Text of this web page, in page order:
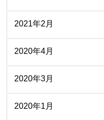
2021年2月
2020年4月
2020年3月
2020年1月